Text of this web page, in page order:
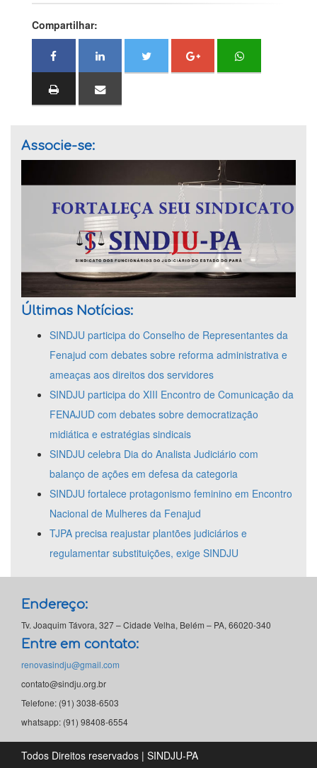
Compartilhar:
Associe-se:
Últimas Notícias:
SINDJU participa do Conselho de Representantes da
Fenajud com debates sobre reforma administrativa e
ameaças aos direitos dos servidores
SINDJU participa do XIII Encontro de Comunicação da
FENAJUD com debates sobre democratização
midiática e estratégias sindicais
SINDJU celebra Dia do Analista Judiciário com
balanço de ações em defesa da categoria
SINDJU fortalece protagonismo feminino em Encontro
Nacional de Mulheres da Fenajud
TJPA precisa reajustar plantões judiciários e
regulamentar substituições, exige SINDJU
Endereço:
Tv. Joaquim Távora, 327 – Cidade Velha, Belém – PA, 66020-340
Entre em contato:
renovasindju@gmail.com
contato@sindju.org.br
Telefone: (91) 3038-6503
whatsapp: (91) 98408-6554
Todos Direitos reservados | SINDJU-PA